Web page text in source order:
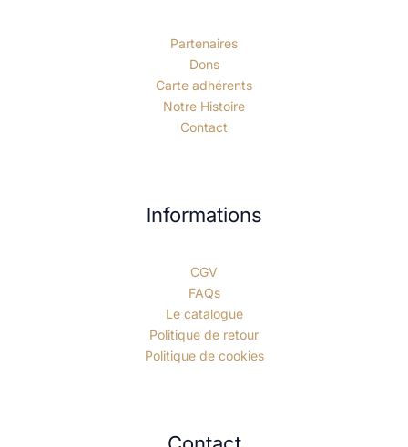
Partenaires
Dons
Carte adhérents
Notre Histoire
Contact
Informations
CGV
FAQs
Le catalogue
Politique de retour
Politique de cookies